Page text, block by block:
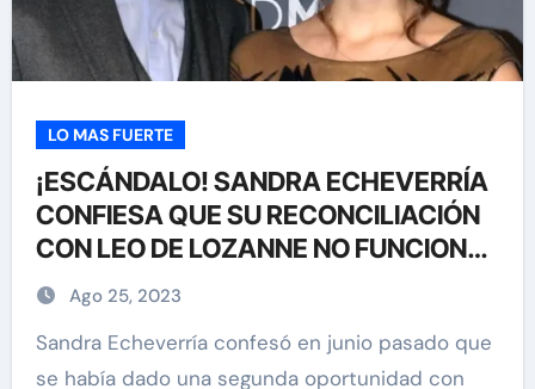
LO MAS FUERTE
¡ESCÁNDALO! SANDRA ECHEVERRÍA
CONFIESA QUE SU RECONCILIACIÓN
CON LEO DE LOZANNE NO FUNCIONÓ
COMO ESPERABA
Ago 25, 2023
Sandra Echeverría confesó en junio pasado que
se había dado una segunda oportunidad con